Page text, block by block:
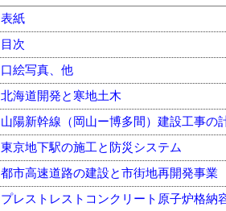
表紙
目次
口絵写真、他
北海道開発と寒地土木
山陽新幹線（岡山ー博多間）建設工事の
東京地下駅の施工と防災システム
都市高速道路の建設と市街地再開発事業
プレストレストコンクリート原子炉格納